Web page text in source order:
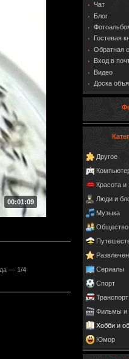
00:01:09
— 1/4
Чат
Блог
Гостевая
Обратная
Вход в
Видео
Доска
Другое
Красота и
Люди и
Музыка
Общество
Сериалы
Спорт
Транспорт
Фильмы и
Хобби и
Юмор